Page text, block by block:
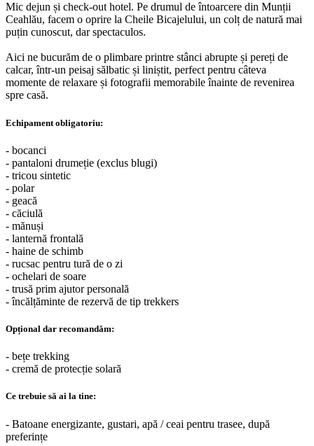
Mic dejun și check-out hotel. Pe drumul de întoarcere din Munții
Ceahlău, facem o oprire la Cheile Bicajelului, un colț de natură mai
puțin cunoscut, dar spectaculos.
Aici ne bucurăm de o plimbare printre stânci abrupte și pereți de
calcar, într-un peisaj sălbatic și liniștit, perfect pentru câteva
momente de relaxare și fotografii memorabile înainte de revenirea
spre casă.
Echipament obligatoriu:
- bocanci
- pantaloni drumeție (exclus blugi)
- tricou sintetic
- polar
- geacă
- căciulă
- mănuși
- lanternă frontală
- haine de schimb
- rucsac pentru tură de o zi
- ochelari de soare
- trusă prim ajutor personală
- încălțăminte de rezervă de tip trekkers
Opțional dar recomandăm:
- bețe trekking
- cremă de protecție solară
Ce trebuie să ai la tine:
- Batoane energizante, gustari, apă / ceai pentru trasee, după
preferințe